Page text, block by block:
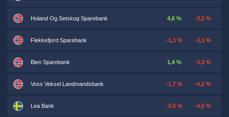
Holand Og Setskog Sparebank 4,6 % -3,2 %
Flekkefjord Sparebank -1,3 % -3,3 %
Bien Sparebank 1,4 % -3,3 %
Voss Veksel Landmandsbank -1,7 % -4,2 %
Lea Bank -0,5 % -4,5 %